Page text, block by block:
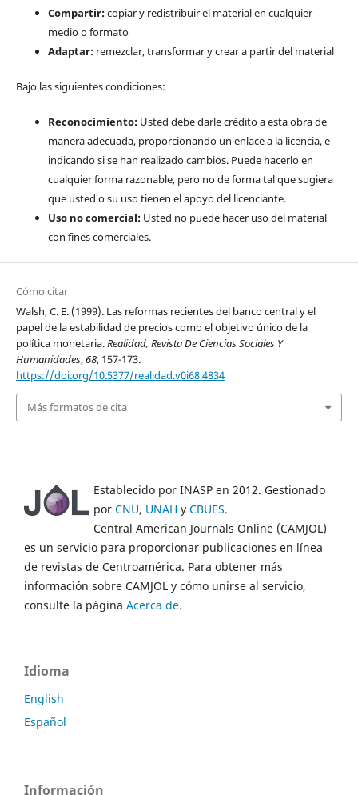
Compartir:copiar y redistribuir el material en cualquier
medio o formato
Adaptar:remezclar, transformar y crear a partir del material
Bajo las siguientes condiciones:
Reconocimiento:Usted debe darle crédito a esta obra de
manera adecuada, proporcionando un enlace a la licencia, e
indicando si se han realizado cambios. Puede hacerlo en
cualquier forma razonable, pero no de forma tal que sugiera
que usted o su uso tienen el apoyo del licenciante.
Uso no comercial:Usted no puede hacer uso del material
con fines comerciales.
Cómo citar
Walsh, C. E. (1999). Las reformas recientes del banco central y el
papel de la estabilidad de precios como el objetivo único de la
política monetaria.Realidad, Revista De Ciencias Sociales Y
Humanidades,68, 157-173.
https://doi.org/10.5377/realidad.v0i68.4834
Más formatos de cita
Establecido por INASP en 2012. Gestionado
por CNU, UNAH y CBUES.
Central American Journals Online (CAMJOL)
es un servicio para proporcionar publicaciones en línea
de revistas de Centroamérica. Para obtener más
información sobre CAMJOL y cómo unirse al servicio,
consulte la página Acerca de.
Idioma
English
Español
Información